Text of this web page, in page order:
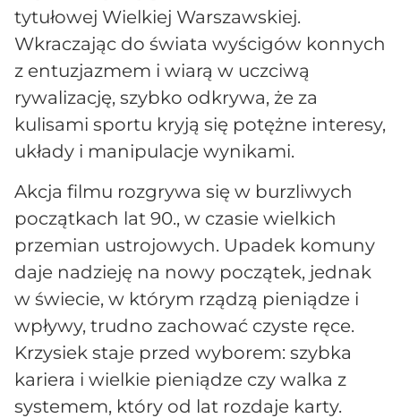
tytułowej Wielkiej Warszawskiej.
Wkraczając do świata wyścigów konnych
z entuzjazmem i wiarą w uczciwą
rywalizację, szybko odkrywa, że za
kulisami sportu kryją się potężne interesy,
układy i manipulacje wynikami.
Akcja filmu rozgrywa się w burzliwych
początkach lat 90., w czasie wielkich
przemian ustrojowych. Upadek komuny
daje nadzieję na nowy początek, jednak
w świecie, w którym rządzą pieniądze i
wpływy, trudno zachować czyste ręce.
Krzysiek staje przed wyborem: szybka
kariera i wielkie pieniądze czy walka z
systemem, który od lat rozdaje karty.